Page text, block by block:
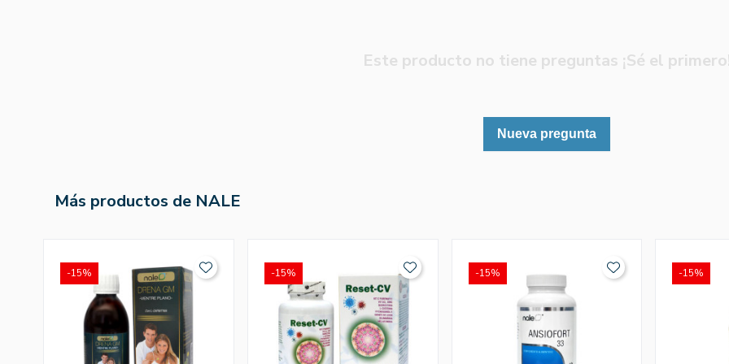
Este producto no tiene preguntas ¡Sé el primero!
Nueva pregunta
Más productos de NALE
-15% -15% -15% -15%